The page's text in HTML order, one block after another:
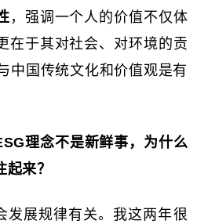
，强调一个人的价值不仅体
在于其对社会、对环境的贡
中国传统文化和价值观是有
理念不是新鲜事，为什么
来？
发展规律有关。我这两年很